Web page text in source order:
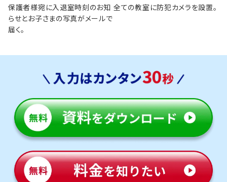
保護者様宛に入退室時刻のお知
らせとお子さまの写真がメールで
届く。
全ての教室に防犯カメラを設置。